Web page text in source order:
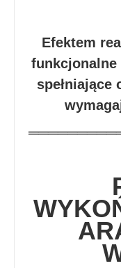
Efektem
funkcjonalne
spełniające